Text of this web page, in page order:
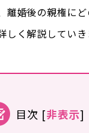
離婚後の親権に
く解説していき
目次 [非表示]